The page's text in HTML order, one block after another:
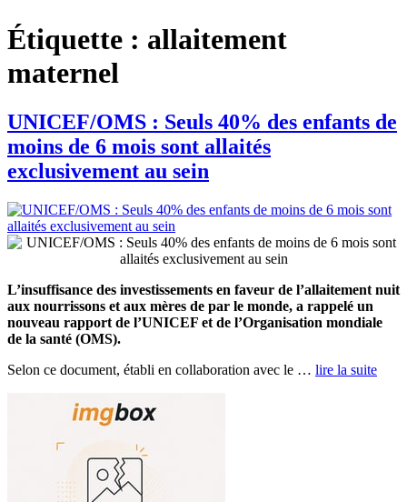
Étiquette : allaitement
maternel
UNICEF/OMS : Seuls 40% des enfants de
moins de 6 mois sont allaités
exclusivement au sein
L’insuffisance des investissements en faveur de l’allaitement nuit
aux nourrissons et aux mères de par le monde, a rappelé un
nouveau rapport de l’UNICEF et de l’Organisation mondiale
de la santé (OMS).
Selon ce document, établi en collaboration avec le … lire la suite